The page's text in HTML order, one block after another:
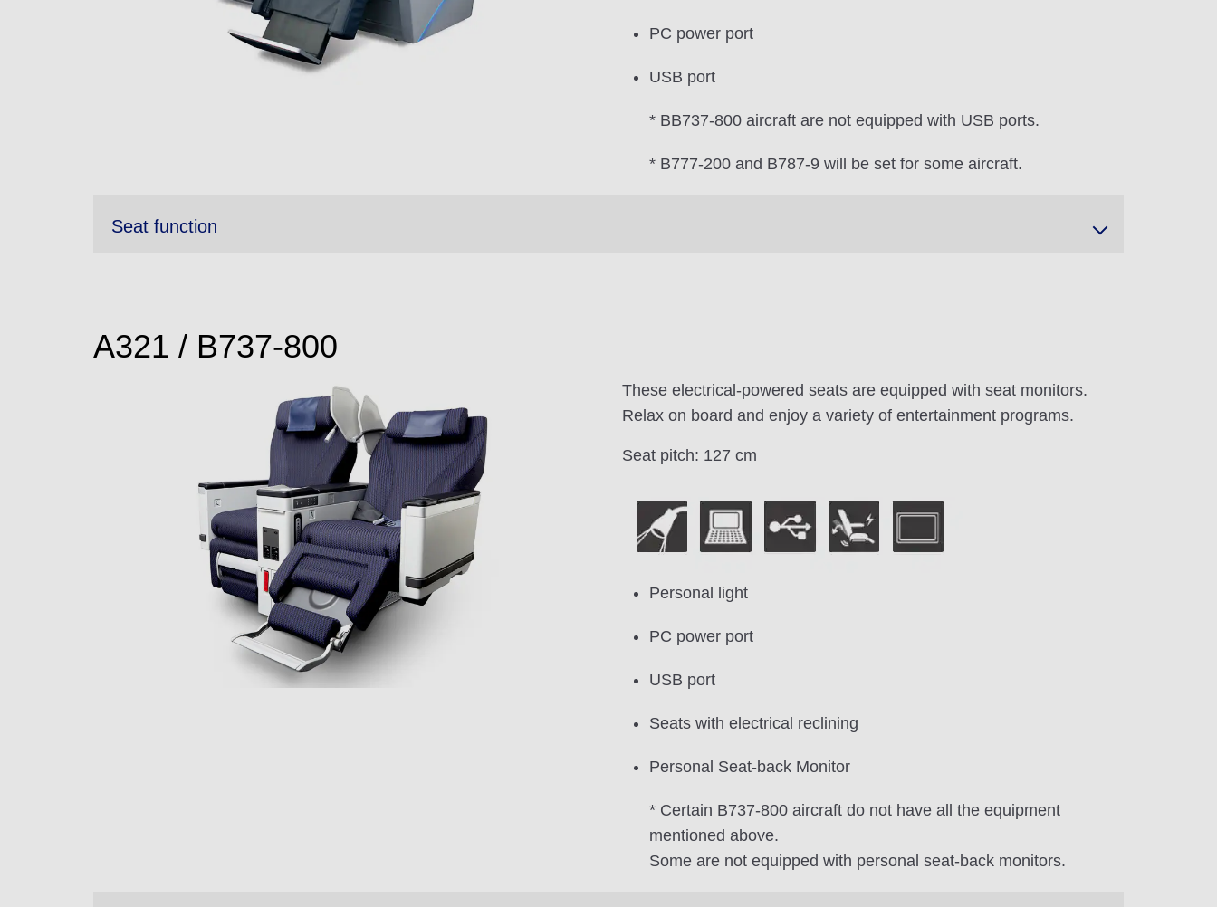
PC power port
USB port
* BB737-800 aircraft are not equipped with USB ports.
* B777-200 and B787-9 will be set for some aircraft.
Seat function
A321 / B737-800
These electrical-powered seats are equipped with seat monitors.
Relax on board and enjoy a variety of entertainment programs.
Seat pitch: 127 cm
Personal light
PC power port
USB port
Seats with electrical reclining
Personal Seat-back Monitor
* Certain B737-800 aircraft do not have all the equipment
mentioned above.
Some are not equipped with personal seat-back monitors.